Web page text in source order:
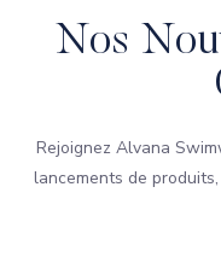
Nos
Rejoignez Alvana
lancements de